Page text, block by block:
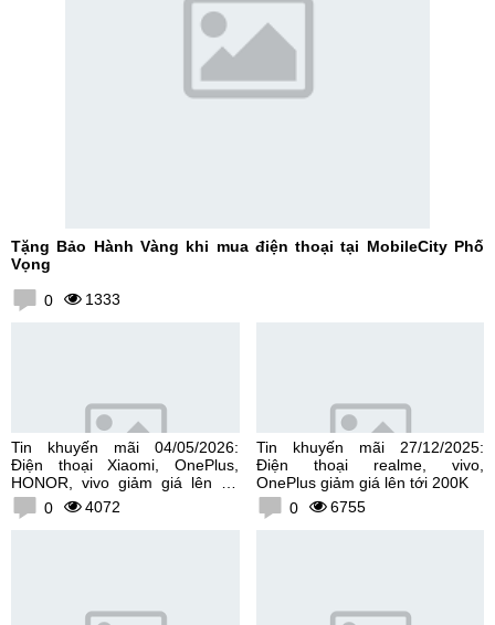
Tặng Bảo Hành Vàng khi mua điện thoại tại MobileCity Phố
Vọng
0 1333
Tin khuyến mãi 04/05/2026:
Điện thoại Xiaomi, OnePlus,
HONOR, vivo giảm giá lên tới
300K0 4072
Tin khuyến mãi 27/12/2025:
Điện thoại realme, vivo,
OnePlus giảm giá lên tới 200K
0
6755